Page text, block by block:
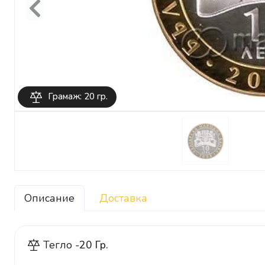
Грамаж: 20 гр.
Previous
Описание Доставка
Тегло -20 Гр.